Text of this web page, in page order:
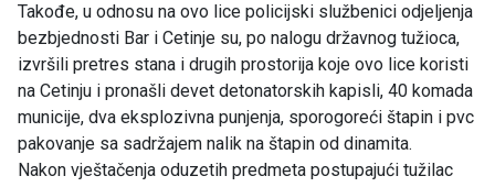
Takođe, u odnosu na ovo lice policijski službenici odjeljenja
bezbjednosti Bar i Cetinje su, po nalogu državnog tužioca,
izvršili pretres stana i drugih prostorija koje ovo lice koristi
na Cetinju i pronašli devet detonatorskih kapisli, 40 komada
municije, dva eksplozivna punjenja, sporogoreći štapin i pvc
pakovanje sa sadržajem nalik na štapin od dinamita.
Nakon vještačenja oduzetih predmeta postupajući tužilac